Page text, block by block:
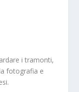
i tramonti,
fotografia e